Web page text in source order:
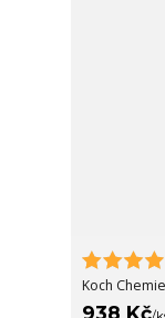
Koch
938 Kč